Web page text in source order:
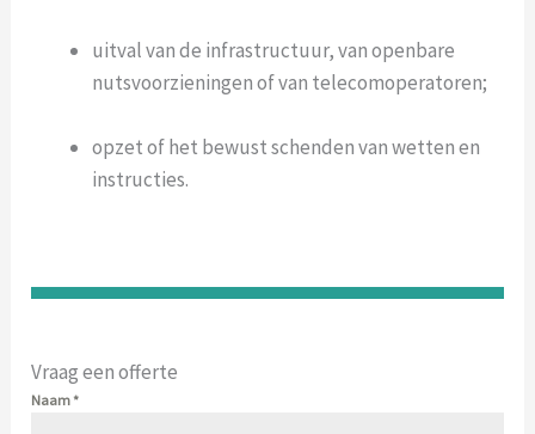
uitval van de infrastructuur, van openbare
nutsvoorzieningen of van telecomoperatoren;
opzet of het bewust schenden van wetten en
instructies.
Vraag een offerte
Naam *